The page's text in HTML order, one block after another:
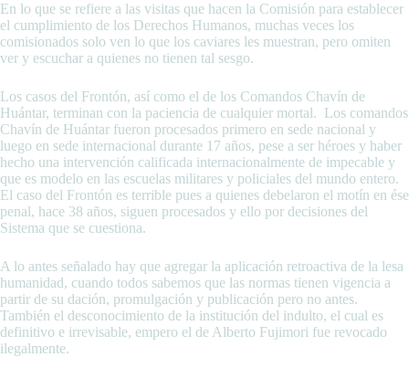
En lo que se refiere a las visitas que hacen la Comisión para establecer
el cumplimiento de los Derechos Humanos, muchas veces los
comisionados solo ven lo que los caviares les muestran, pero omiten
ver y escuchar a quienes no tienen tal sesgo.
Los casos del Frontón, así como el de los Comandos Chavín de
Huántar, terminan con la paciencia de cualquier mortal. Los comandos
Chavín de Huántar fueron procesados primero en sede nacional y
luego en sede internacional durante 17 años, pese a ser héroes y haber
hecho una intervención calificada internacionalmente de impecable y
que es modelo en las escuelas militares y policiales del mundo entero.
El caso del Frontón es terrible pues a quienes debelaron el motín en ése
penal, hace 38 años, siguen procesados y ello por decisiones del
Sistema que se cuestiona.
A lo antes señalado hay que agregar la aplicación retroactiva de la lesa
humanidad, cuando todos sabemos que las normas tienen vigencia a
partir de su dación, promulgación y publicación pero no antes.
También el desconocimiento de la institución del indulto, el cual es
definitivo e irrevisable, empero el de Alberto Fujimori fue revocado
ilegalmente.